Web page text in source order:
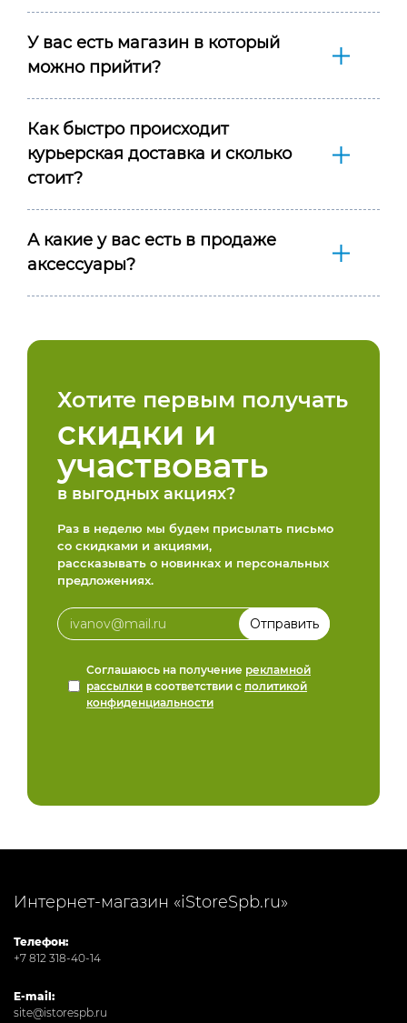
У вас есть магазин в который
можно прийти?
Как быстро происходит
курьерская доставка и сколько
стоит?
А какие у вас есть в продаже
аксессуары?
Хотите первым получать
скидки и
участвовать
в выгодных акциях?
Раз в неделю мы будем присылать письмо
со скидками и акциями,
рассказывать о новинках и персональных
предложениях.
Соглашаюсь на получение рекламной
рассылки в соответствии с политикой
конфиденциальности
Интернет-магазин «iStoreSpb.ru»
Телефон:
+7 812 318-40-14
E-mail:
site@istorespb.ru